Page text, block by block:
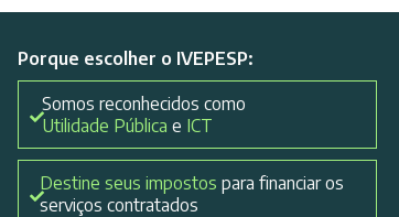
Porque escolher o IVEPESP:
Somos reconhecidos como
Utilidade Pública e ICT
Destine seus impostos para financiar os
serviços contratados